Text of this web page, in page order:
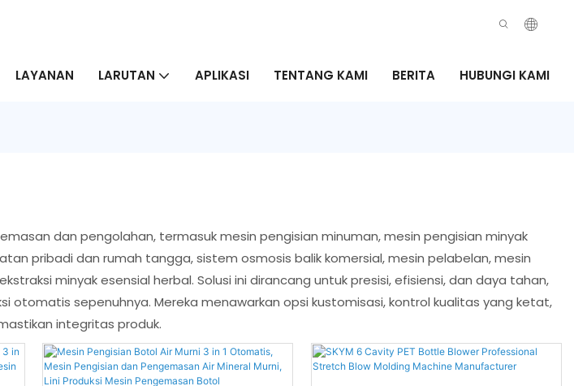
LAYANAN LARUTAN APLIKASI TENTANG KAMI BERITA HUBUNGI KAMI
dan pengolahan, termasuk mesin pengisian minuman, mesin pengisian minyak
pribadi dan rumah tangga, sistem osmosis balik komersial, mesin pelabelan, mesin
minyak esensial herbal. Solusi ini dirancang untuk presisi, efisiensi, dan daya tahan,
sepenuhnya. Mereka menawarkan opsi kustomisasi, kontrol kualitas yang ketat,
integritas produk.